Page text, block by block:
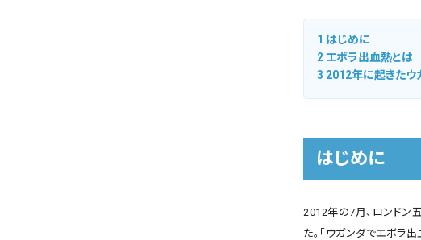
1 はじめに
2 エボラ出血熱とは
3 2012年に起きたウ
はじめに
2012年の7月、ロンドン
た。「ウガンダでエボラ